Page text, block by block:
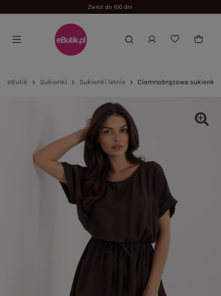
Zwrot do 100 dni
eButik Sukienki Sukienki letnie Ciemnobrązowa